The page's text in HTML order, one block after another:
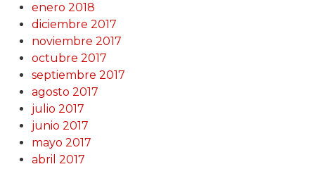
enero 2018
diciembre 2017
noviembre 2017
octubre 2017
septiembre 2017
agosto 2017
julio 2017
junio 2017
mayo 2017
abril 2017